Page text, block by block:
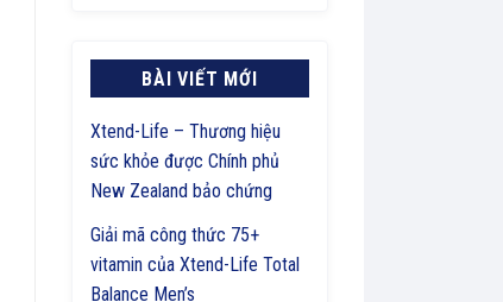
BÀI VIẾT MỚI
Xtend-Life – Thương hiệu
sức khỏe được Chính phủ
New Zealand bảo chứng
Giải mã công thức 75+
vitamin của Xtend-Life Total
Balance Men’s